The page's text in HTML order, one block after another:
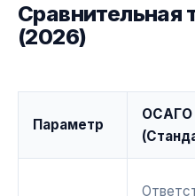
Сравнительная
(2026)
Параметр
ОСАГО